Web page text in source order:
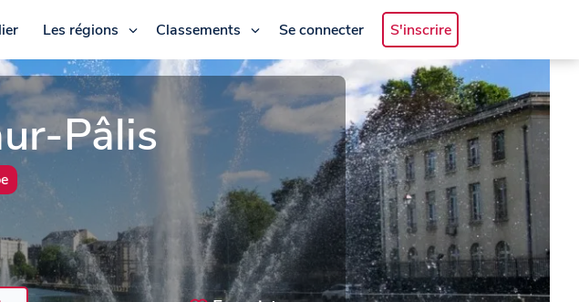
Les régions Classements Se connecter S'inscrire
Pâlis